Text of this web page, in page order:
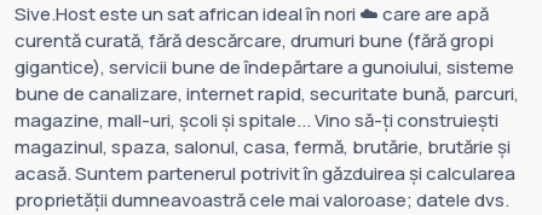
Sive.Host este un sat african ideal în nori ☁️ care are apă
curentă curată, fără descărcare, drumuri bune (fără gropi
gigantice), servicii bune de îndepărtare a gunoiului, sisteme
bune de canalizare, internet rapid, securitate bună, parcuri,
magazine, mall-uri, școli și spitale... Vino să-ți construiești
magazinul, spaza, salonul, casa, fermă, brutărie, brutărie și
acasă. Suntem partenerul potrivit în găzduirea și calcularea
proprietății dumneavoastră cele mai valoroase; datele dvs.